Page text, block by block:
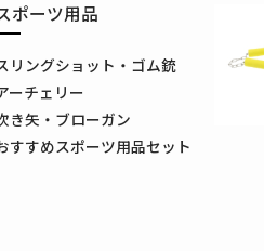
ポーツ用品
リングショット・ゴム銃
ーチェリー
き矢・ブローガン
すすめスポーツ用品セット